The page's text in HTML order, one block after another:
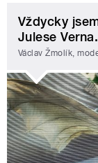
Vždycky
Julese
Václav Žmolík,